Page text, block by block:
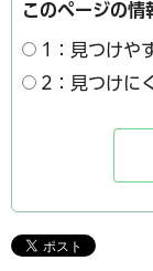
このページの情
1：見つけや
2：見つけに